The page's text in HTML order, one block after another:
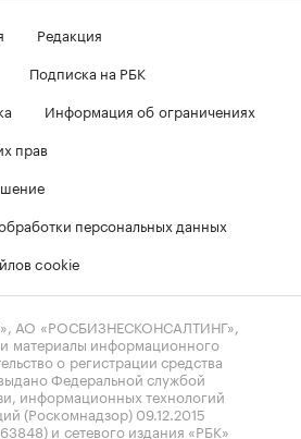
Редакция
Подписка на РБК
Информация об ограничениях
прав
персональных данных
cookie
АО «РОСБИЗНЕСКОНСАЛТИНГ»,
материалы информационного
о регистрации средства
Федеральной службой
информационных технологий
(Роскомнадзор) 09.12.2015
и сетевого издания «РБК»